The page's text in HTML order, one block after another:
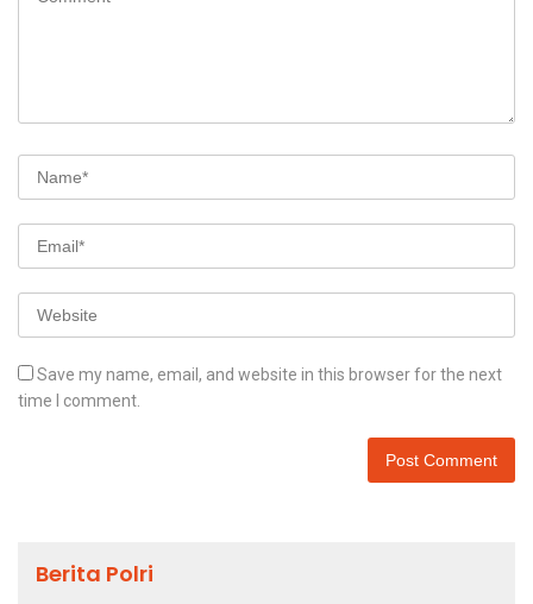
Save my name, email, and website in this browser for the next
time I comment.
Berita Polri